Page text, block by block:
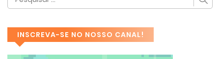
INSCREVA-SE NO NOSSO CANAL!